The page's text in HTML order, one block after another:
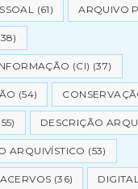
(61) ARQUIVO
(CI) (37)
(54)
DESCRIÇÃO
ARQUIVÍSTICO (53)
(36)